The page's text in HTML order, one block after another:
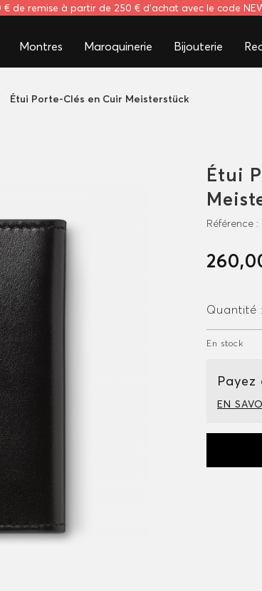
de remise à partir de 250 € d'achat avec le code
Montres Maroquinerie Bijouterie
Étui Porte-Clés en Cuir Meisterstück
Étui
Référence :
Quantité :
En stock
Payez
EN